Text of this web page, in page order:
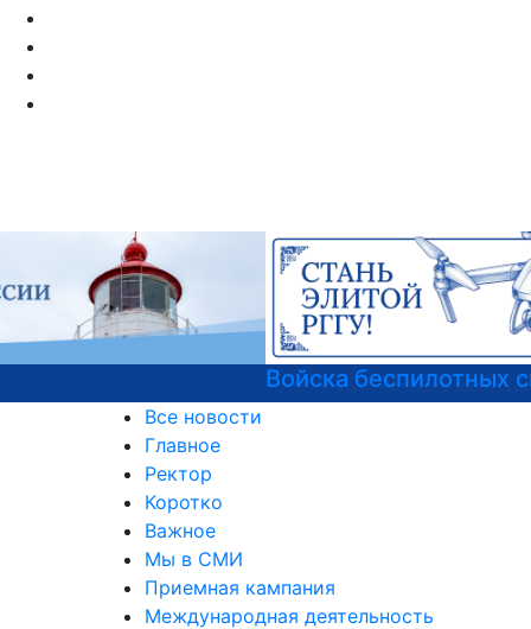
Войска беспилотных систем РФ
Все новости
Главное
Ректор
Коротко
Важное
Мы в СМИ
Приемная кампания
Международная деятельность